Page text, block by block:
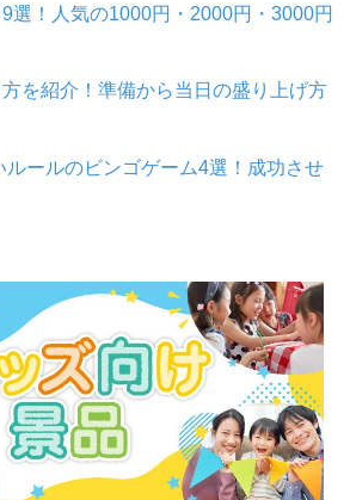
選！人気の1000円・2000円・3000円
を紹介！準備から当日の盛り上げ方
ルールのビンゴゲーム4選！成功させ